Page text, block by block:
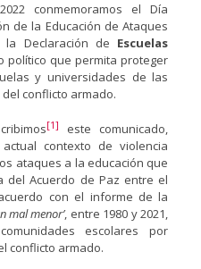
conmemoramos el Día
de la Educación de Ataques
Declaración de Escuelas
político que permita proteger
y universidades de las
conflicto armado.
[1]
este comunicado,
contexto de violencia
ataques a la educación que
Acuerdo de Paz entre el
con el informe de la
mal menor’, entre 1980 y 2021,
escolares por
conflicto armado.